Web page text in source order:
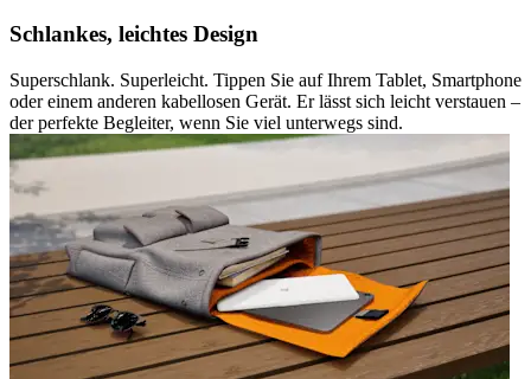
Schlankes, leichtes Design
Superschlank. Superleicht. Tippen Sie auf Ihrem Tablet, Smartphone
oder einem anderen kabellosen Gerät. Er lässt sich leicht verstauen –
der perfekte Begleiter, wenn Sie viel unterwegs sind.